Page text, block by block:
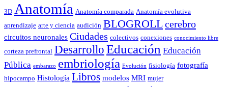
3D Anatomía Anatomía comparada Anatomía evolutiva
aprendizaje arte y ciencia audición BLOGROLLcerebro
circuitos neuronales Ciudades colectivos conexiones conocimiento libre
corteza prefrontal Desarrollo Educación Educación
Pública embarazo embriología Evolución fisiología fotografía
hipocampo Histología Libros modelos MRI mujer